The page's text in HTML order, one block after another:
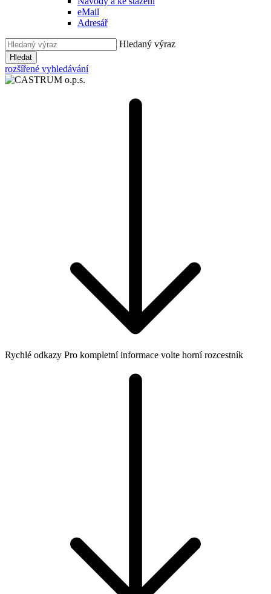
eMail
Adresář
Hledaný výraz
Hledat
rozšířené vyhledávání
Rychlé odkazy Pro kompletní informace volte horní rozcestník